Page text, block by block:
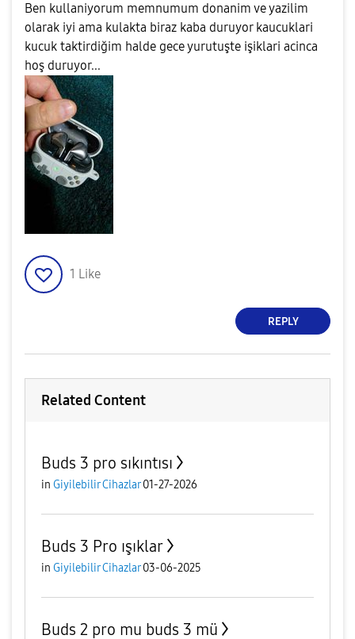
Ben kullaniyorum memnumum donanim ve yazilim
olarak iyi ama kulakta biraz kaba duruyor kaucuklari
kucuk taktirdiğim halde gece yurutuşte işiklari acinca
hoş duruyor...
1 Like
REPLY
Related Content
Buds 3 pro sıkıntısı
in Giyilebilir Cihazlar 01-27-2026
Buds 3 Pro ışıklar
in Giyilebilir Cihazlar 03-06-2025
Buds 2 pro mu buds 3 mü